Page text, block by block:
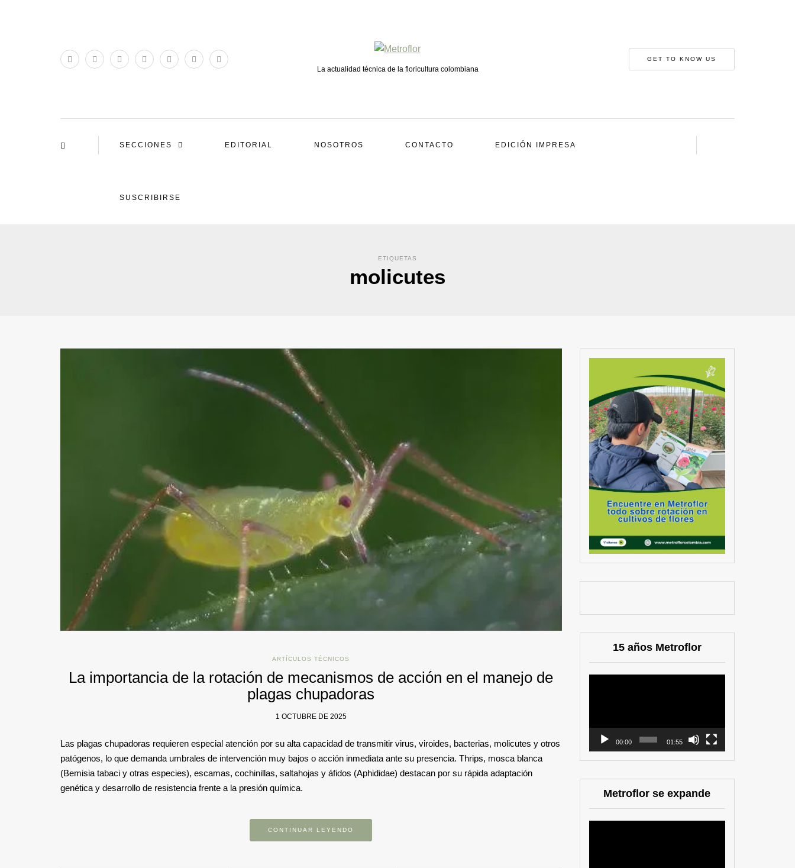
La actualidad técnica de la floricultura colombiana
GET TO KNOW US
SECCIONES EDITORIAL NOSOTROS CONTACTO EDICIÓN IMPRESA
SUSCRIBIRSE
ETIQUETAS
molicutes
ARTÍCULOS TÉCNICOS
La importancia de la rotación de mecanismos de acción en el manejo de
plagas chupadoras
1 OCTUBRE DE 2025
Las plagas chupadoras requieren especial atención por su alta capacidad de transmitir virus, viroides, bacterias, molicutes y otros
patógenos, lo que demanda umbrales de intervención muy bajos o acción inmediata ante su presencia. Thrips, mosca blanca
(Bemisia tabaci y otras especies), escamas, cochinillas, saltahojas y áfidos (Aphididae) destacan por su rápida adaptación
genética y desarrollo de resistencia frente a la presión química.
CONTINUAR LEYENDO
15 años Metroflor
00:00 01:55
Metroflor se expande